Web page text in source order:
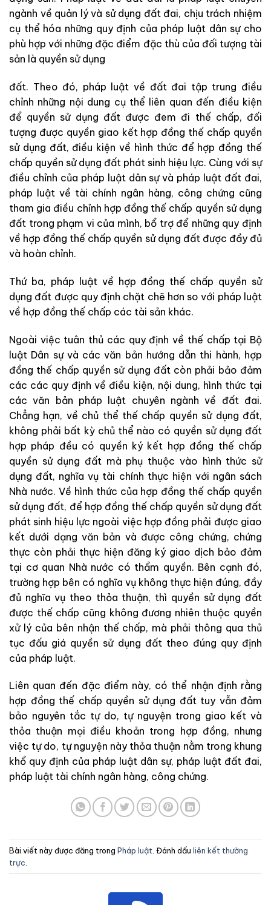
ngành về quản lý và sử dụng đất đai, chịu trách nhiệm
cụ thể hóa những quy định của pháp luật dân sự cho
phù hợp với những đặc điểm đặc thù của đối tượng tài
sản là quyền sử dụng
đất. Theo đó, pháp luật về đất đai tập trung điều
chỉnh những nội dung cụ thể liên quan đến điều kiện
để quyền sử dụng đất được đem đi thế chấp, đối
tượng được quyền giao kết hợp đồng thế chấp quyền
sử dụng đất, điều kiện về hình thức để hợp đồng thế
chấp quyền sử dụng đất phát sinh hiệu lực. Cùng với sự
điều chỉnh của pháp luật dân sự và pháp luật đất đai,
pháp luật về tài chính ngân hàng, công chứng cũng
tham gia điều chỉnh hợp đồng thế chấp quyền sử dụng
đất trong phạm vi của mình, bổ trợ để những quy định
về hợp đồng thế chấp quyền sử dụng đất được đầy đủ
và hoàn chỉnh.
Thứ ba, pháp luật về hợp đồng thế chấp quyền sử
dụng đất được quy định chặt chẽ hơn so với pháp luật
về hợp đồng thế chấp các tài sản khác.
Ngoài việc tuân thủ các quy định về thế chấp tại Bộ
luật Dân sự và các văn bản hướng dẫn thi hành, hợp
đồng thế chấp quyền sử dụng đất còn phải bảo đảm
các các quy định về điều kiện, nội dung, hình thức tại
các văn bản pháp luật chuyên ngành về đất đai.
Chẳng hạn, về chủ thể thế chấp quyền sử dụng đất,
không phải bất kỳ chủ thể nào có quyền sử dụng đất
hợp pháp đều có quyền ký kết hợp đồng thế chấp
quyền sử dụng đất mà phụ thuộc vào hình thức sử
dụng đất, nghĩa vụ tài chính thực hiện với ngân sách
Nhà nước. Về hình thức của hợp đồng thế chấp quyền
sử dụng đất, để hợp đồng thế chấp quyền sử dụng đất
phát sinh hiệu lực ngoài việc hợp đồng phải được giao
kết dưới dạng văn bản và được công chứng, chứng
thực còn phải thực hiện đăng ký giao dịch bảo đảm
tại cơ quan Nhà nước có thẩm quyền. Bên cạnh đó,
trường hợp bên có nghĩa vụ không thực hiện đúng, đầy
đủ nghĩa vụ theo thỏa thuận, thì quyền sử dụng đất
được thế chấp cũng không đương nhiên thuộc quyền
xử lý của bên nhận thế chấp, mà phải thông qua thủ
tục đấu giá quyền sử dụng đất theo đúng quy định
của pháp luật.
Liên quan đến đặc điểm này, có thể nhận định rằng
hợp đồng thế chấp quyền sử dụng đất tuy vẫn đảm
bảo nguyên tắc tự do, tự nguyện trong giao kết và
thỏa thuận mọi điều khoản trong hợp đồng, nhưng
việc tự do, tự nguyện này thỏa thuận nằm trong khung
khổ quy định của pháp luật dân sự, pháp luật đất đai,
pháp luật tài chính ngân hàng, công chứng.
Bài viết này được đăng trong Pháp luật . Đánh dấu liên kết thường
trực